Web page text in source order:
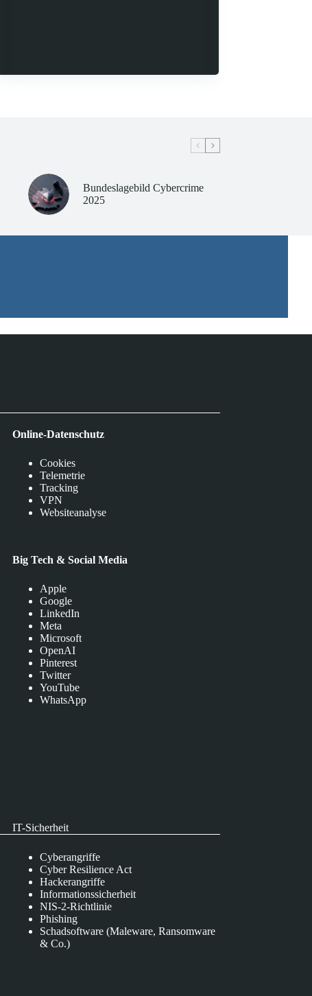
Bundeslagebild Cybercrime
2025
Online-Datenschutz
Cookies
Telemetrie
Tracking
VPN
Websiteanalyse
Big Tech & Social Media
Apple
Google
LinkedIn
Meta
Microsoft
OpenAI
Pinterest
Twitter
YouTube
WhatsApp
IT-Sicherheit
Cyberangriffe
Cyber Resilience Act
Hackerangriffe
Informationssicherheit
NIS-2-Richtlinie
Phishing
Schadsoftware (Maleware, Ransomware
& Co.)